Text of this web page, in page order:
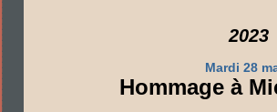
2023
Mardi 28
Hommage à